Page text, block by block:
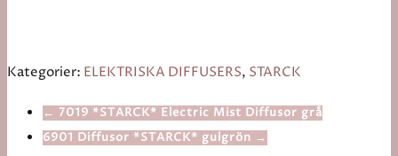
Kategorier: ELEKTRISKA DIFFUSERS, STARCK
← 7019 *STARCK* Electric Mist Diffusor grå
6901 Diffusor *STARCK* gulgrön →